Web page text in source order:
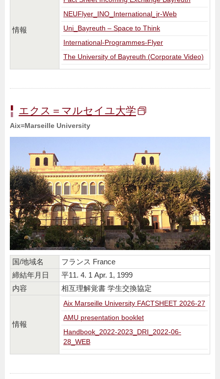
情報
NEUFlyer_INO_International_jr-Web
Uni_Bayreuth – Space to Think
International-Programmes-Flyer
The University of Bayreuth (Corporate Video)
エクス＝マルセイユ大学
Aix=Marseille University
国/地域名
フランス France
締結年月日
平11. 4. 1 Apr. 1, 1999
内容
相互理解覚書 学生交換協定
情報
Aix Marseille University FACTSHEET 2026-27
AMU presentation booklet
Handbook_2022-2023_DRI_2022-06-
28_WEB